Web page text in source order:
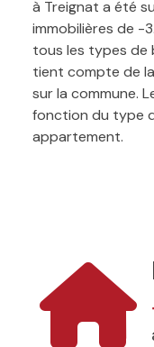
à Treignat a été
immobilières de -
tous les types de
tient compte de
sur la commune.
fonction du type
appartement.